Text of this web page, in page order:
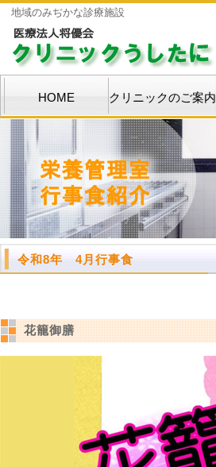
地域のみぢかな診療施設
HOME クリニックのご案内
令和8年 4月行事食
花籠御膳